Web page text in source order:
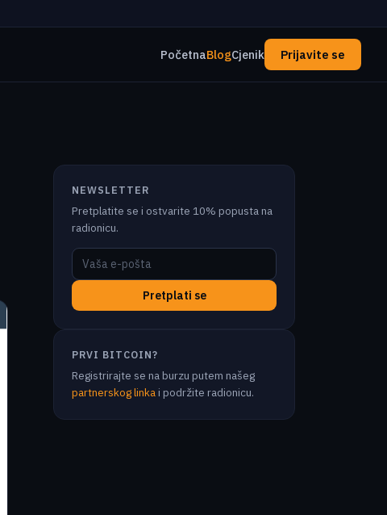
PočetnaBlogCjenik Prijavite se
NEWSLETTER
Pretplatite se i ostvarite 10% popusta na
radionicu.
Pretplati se
PRVI BITCOIN?
Registrirajte se na burzu putem našeg
partnerskog linkai podržite radionicu.